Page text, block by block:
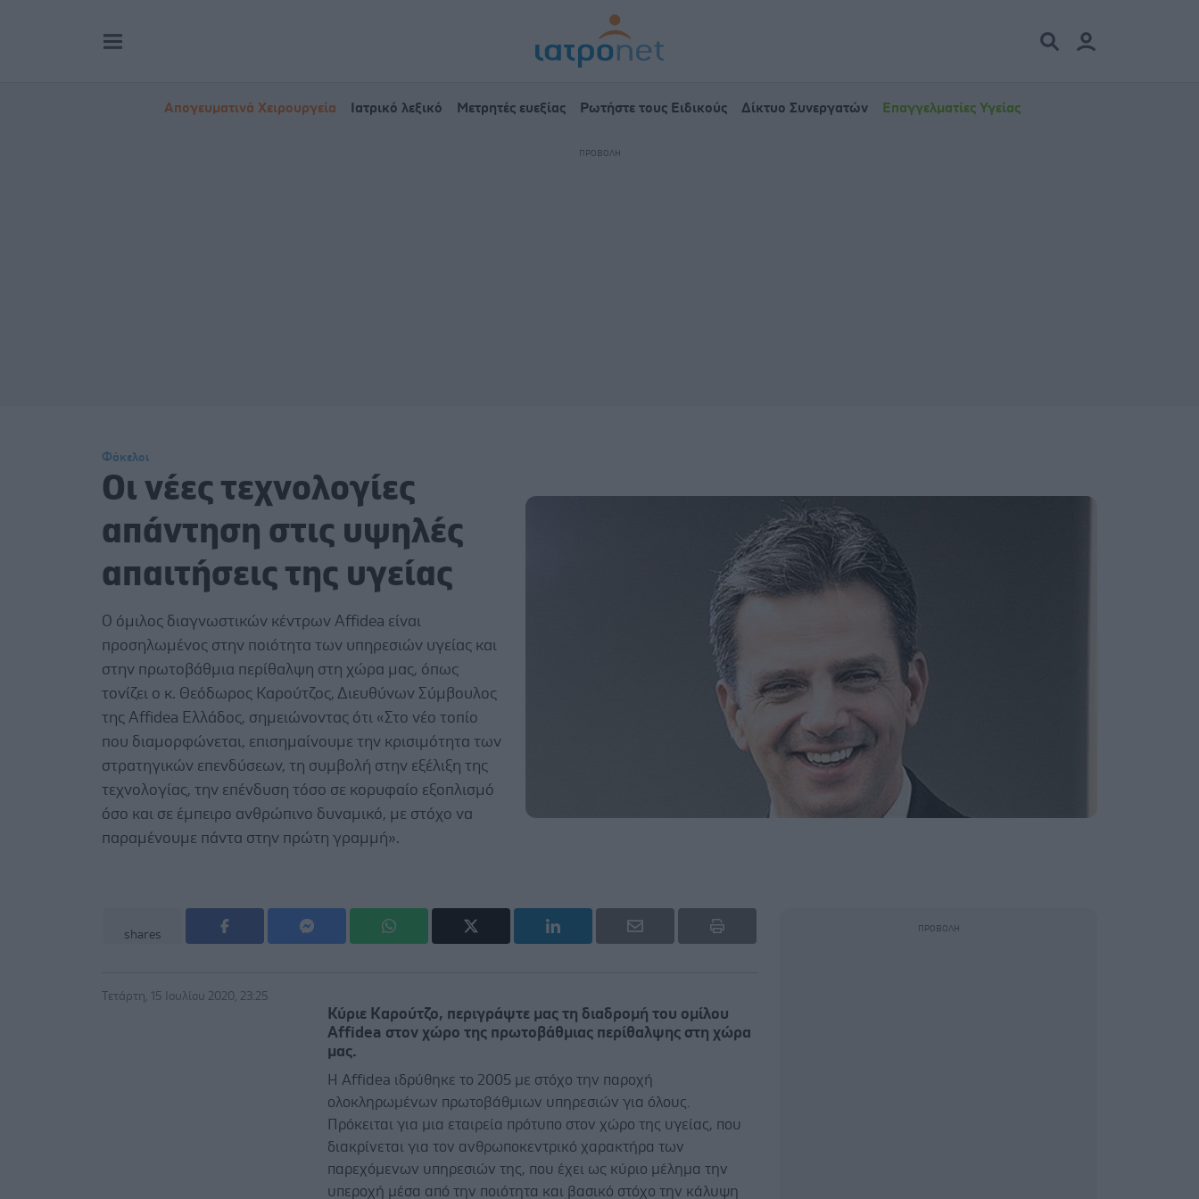
Απογευματινά Χειρουργεία Ιατρικό λεξικό Μετρητές ευεξίας Ρωτήστε τους Ειδικούς Δίκτυο Συνεργατών Επαγγελματίες Υγείας
Φάκελοι
Οι νέες τεχνολογίες
απάντηση στις υψηλές
απαιτήσεις της υγείας
Ο όμιλος διαγνωστικών κέντρων Affidea είναι
προσηλωμένος στην ποιότητα των υπηρεσιών υγείας και
στην πρωτοβάθμια περίθαλψη στη χώρα μας, όπως
τονίζει ο κ. Θεόδωρος Καρούτζος, Διευθύνων Σύμβουλος
της Affidea Ελλάδος, σημειώνοντας ότι «Στο νέο τοπίο
που διαμορφώνεται, επισημαίνουμε την κρισιμότητα των
στρατηγικών επενδύσεων, τη συμβολή στην εξέλιξη της
τεχνολογίας, την επένδυση τόσο σε κορυφαίο εξοπλισμό
όσο και σε έμπειρο ανθρώπινο δυναμικό, με στόχο να
παραμένουμε πάντα στην πρώτη γραμμή».
shares
Τετάρτη, 15 Ιουλίου 2020, 23:25
Κύριε Καρούτζο, περιγράψτε μας τη διαδρομή του ομίλου
Affidea στον χώρο της πρωτοβάθμιας περίθαλψης στη χώρα
μας.
Η Affidea ιδρύθηκε το 2005 με στόχο την παροχή
ολοκληρωμένων πρωτοβάθμιων υπηρεσιών για όλους.
Πρόκειται για μια εταιρεία πρότυπο στον χώρο της υγείας, που
διακρίνεται για τον ανθρωποκεντρικό χαρακτήρα των
παρεχόμενων υπηρεσιών της, που έχει ως κύριο μέλημα την
υπεροχή μέσα από την ποιότητα και βασικό στόχο την κάλυψη